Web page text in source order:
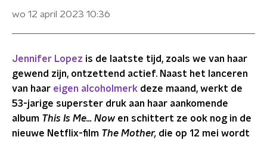
wo 12 april 2023 10:36
Jennifer Lopez is de laatste tijd, zoals we van haar
gewend zijn, ontzettend actief. Naast het lanceren
van haar eigen alcoholmerk deze maand, werkt de
53-jarige superster druk aan haar aankomende
album This Is Me... Nowen schittert ze ook nog in de
nieuwe Netflix-film The Mother, die op 12 mei wordt